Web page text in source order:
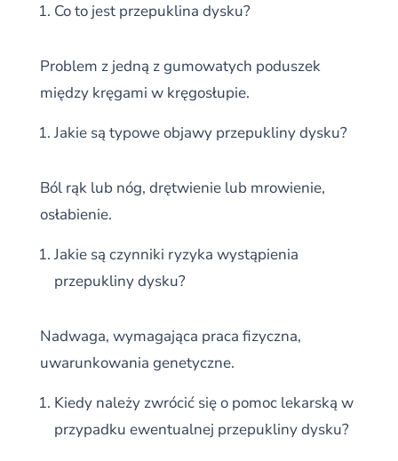
Co to jest przepuklina dysku?
Problem z jedną z gumowatych poduszek
między kręgami w kręgosłupie.
Jakie są typowe objawy przepukliny dysku?
Ból rąk lub nóg, drętwienie lub mrowienie,
osłabienie.
Jakie są czynniki ryzyka wystąpienia
przepukliny dysku?
Nadwaga, wymagająca praca fizyczna,
uwarunkowania genetyczne.
Kiedy należy zwrócić się o pomoc lekarską w
przypadku ewentualnej przepukliny dysku?